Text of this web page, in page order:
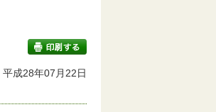
印刷する
平成28年07月22日